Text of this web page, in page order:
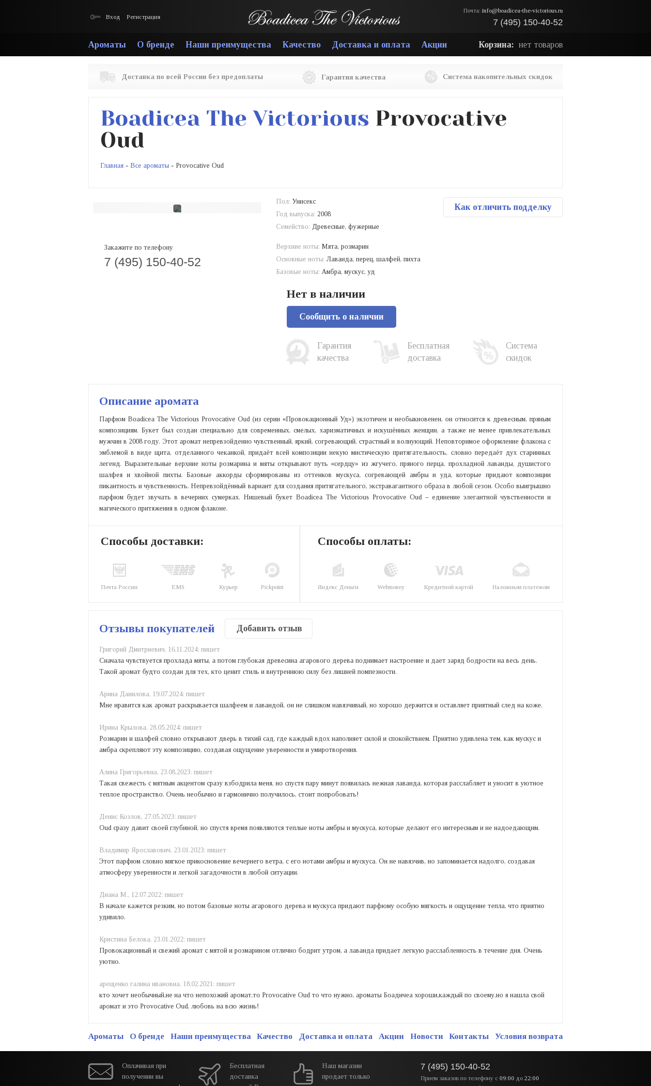
Вход Регистрация
Почта: info@boadicea-the-victorious.ru
7 (495) 150-40-52
Ароматы О бренде Наши преимущества Качество Доставка и оплата Акции Корзина: нет товаров
Доставка по всей России без предоплаты Гарантия качества Система накопительных скидок
Boadicea The Victorious Provocative
Oud
Главная - Все ароматы - Provocative Oud
Закажите по телефону
7 (495) 150-40-52
Как отличить подделку
Пол: Унисекс
Год выпуска: 2008
Семейство: Древесные, фужерные
Верхние ноты: Мята, розмарин
Основные ноты: Лаванда, перец, шалфей, пихта
Базовые ноты: Амбра, мускус, уд
Нет в наличии
Сообщить о наличии
Гарантия
качества
Бесплатная
доставка
Система
скидок
Описание аромата
Парфюм Boadicea The Victorious Provocative Oud (из серии «Провокационный Уд») экзотичен и необыкновенен, он относится к древесным, пряным
композициям. Букет был создан специально для современных, смелых, харизматичных и искушённых женщин, а также не менее привлекательных
мужчин в 2008 году. Этот аромат непревзойденно чувственный, яркий, согревающий, страстный и волнующий. Неповторимое оформление флакона с
эмблемой в виде щита, отделанного чеканкой, придаёт всей композиции некую мистическую притягательность, словно передаёт дух старинных
легенд. Выразительные верхние ноты розмарина и мяты открывают путь «сердцу» из жгучего, пряного перца, прохладной лаванды, душистого
шалфея и хвойной пихты. Базовые аккорды сформированы из оттенков мускуса, согревающей амбры и уда, которые придают композиции
пикантность и чувственность. Непревзойдённый вариант для создания притягательного, экстравагантного образа в любой сезон. Особо выигрышно
парфюм будет звучать в вечерних сумерках. Нишевый букет Boadicea The Victorious Provocative Oud – единение элегантной чувственности и
магического притяжения в одном флаконе.
Способы доставки:
Почта России EMS Курьер Pickpoint
Способы оплаты:
Яндекс Деньги Webmoney Кредитной картой Наложным платежом
Отзывы покупателей Добавить отзыв
Григорий Дмитриевич, 16.11.2024: пишет
Сначала чувствуется прохлада мяты, а потом глубокая древесина агарового дерева поднимает настроение и дает заряд бодрости на весь день.
Такой аромат будто создан для тех, кто ценит стиль и внутреннюю силу без лишней помпезности.
Арина Данилова, 19.07.2024: пишет
Мне нравится как аромат раскрывается шалфеем и лавандой, он не слишком навязчивый, но хорошо держится и оставляет приятный след на коже.
Ирина Крылова, 28.05.2024: пишет
Розмарин и шалфей словно открывают дверь в тихий сад, где каждый вдох наполняет силой и спокойствием. Приятно удивлена тем, как мускус и
амбра скрепляют эту композицию, создавая ощущение уверенности и умиротворения.
Алина Григорьевна, 23.08.2023: пишет
Такая свежесть с мятным акцентом сразу взбодрила меня, но спустя пару минут появилась нежная лаванда, которая расслабляет и уносит в уютное
теплое пространство. Очень необычно и гармонично получилось, стоит попробовать!
Денис Козлов, 27.05.2023: пишет
Oud сразу давит своей глубиной, но спустя время появляются теплые ноты амбры и мускуса, которые делают его интересным и не надоедающим.
Владимир Ярославович, 23.01.2023: пишет
Этот парфюм словно мягкое прикосновение вечернего ветра, с его нотами амбры и мускуса. Он не навязчив, но запоминается надолго, создавая
атмосферу уверенности и легкой загадочности в любой ситуации.
Диана М., 12.07.2022: пишет
В начале кажется резким, но потом базовые ноты агарового дерева и мускуса придают парфюму особую мягкость и ощущение тепла, что приятно
удивило.
Кристина Белова, 23.01.2022: пишет
Провокационный и свежий аромат с мятой и розмарином отлично бодрит утром, а лаванда придает легкую расслабленность в течение дня. Очень
уютно.
арещенко галина ивановна, 18.02.2021: пишет
кто хочет необычный,не на что непохожий аромат,то Provocative Oud то что нужно, ароматы Боадичеа хороши,каждый по своему,но я нашла свой
аромат и это Provocative Oud, любовь на всю жизнь!
Ароматы О бренде Наши преимущества Качество Доставка и оплата Акции Новости Контакты Условия возврата
Оплачивая при
получении вы
Бесплатная
доставка
Наш магазин
продает только
7 (495) 150-40-52
Прием заказов по телефону с 09:00 до22:00